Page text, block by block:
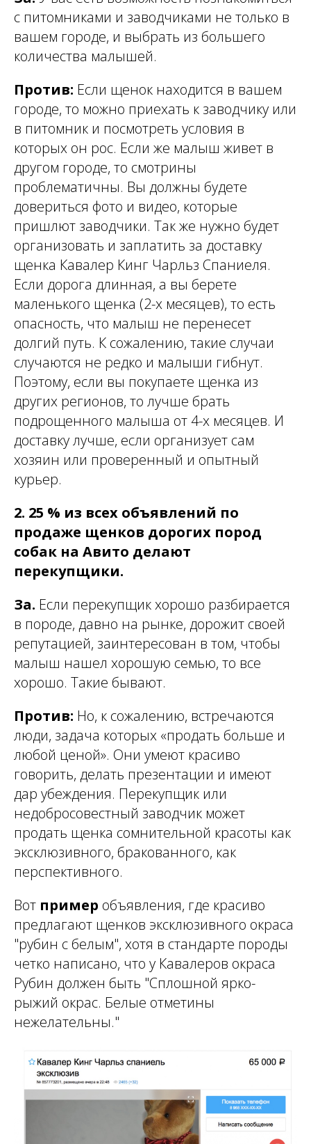
с питомниками и заводчиками не только в
вашем городе, и выбрать из большего
количества малышей.
Против: Если щенок находится в вашем
городе, то можно приехать к заводчику или
в питомник и посмотреть условия в
которых он рос. Если же малыш живет в
другом городе, то смотрины
проблематичны. Вы должны будете
довериться фото и видео, которые
пришлют заводчики. Так же нужно будет
организовать и заплатить за доставку
щенка Кавалер Кинг Чарльз Спаниеля.
Если дорога длинная, а вы берете
маленького щенка (2-х месяцев), то есть
опасность, что малыш не перенесет
долгий путь. К сожалению, такие случаи
случаются не редко и малыши гибнут.
Поэтому, если вы покупаете щенка из
других регионов, то лучше брать
подрощенного малыша от 4-х месяцев. И
доставку лучше, если организует сам
хозяин или проверенный и опытный
курьер.
2. 25 % из всех объявлений по
продаже щенков дорогих пород
собак на Авито делают
перекупщики.
За. Если перекупщик хорошо разбирается
в породе, давно на рынке, дорожит своей
репутацией, заинтересован в том, чтобы
малыш нашел хорошую семью, то все
хорошо. Такие бывают.
Против: Но, к сожалению, встречаются
люди, задача которых «продать больше и
любой ценой». Они умеют красиво
говорить, делать презентации и имеют
дар убеждения. Перекупщик или
недобросовестный заводчик может
продать щенка сомнительной красоты как
эксклюзивного, бракованного, как
перспективного.
Вот пример объявления, где красиво
предлагают щенков эксклюзивного окраса
"рубин с белым", хотя в стандарте породы
четко написано, что у Кавалеров окраса
Рубин должен быть "Сплошной ярко-
рыжий окрас. Белые отметины
нежелательны."